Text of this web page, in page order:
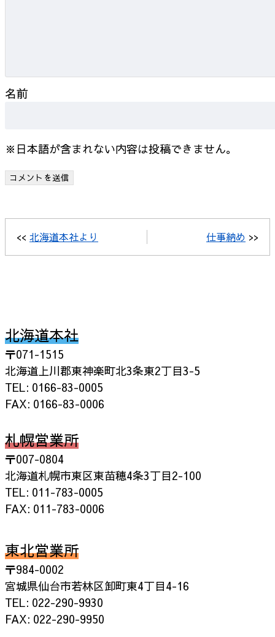
名前
※日本語が含まれない内容は投稿できません。
<< 北海道本社より 仕事納め >>
北海道本社
〒071-1515
北海道上川郡東神楽町北3条東2丁目3-5
TEL: 0166-83-0005
FAX: 0166-83-0006
札幌営業所
〒007-0804
北海道札幌市東区東苗穂4条3丁目2-100
TEL: 011-783-0005
FAX: 011-783-0006
東北営業所
〒984-0002
宮城県仙台市若林区卸町東4丁目4-16
TEL: 022-290-9930
FAX: 022-290-9950